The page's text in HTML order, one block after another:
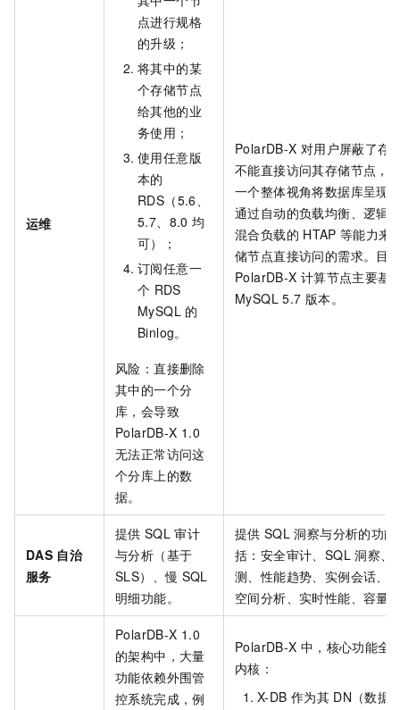
运维
点进行规格
的升级；
将其中的某
个存储节点
给其他的业
务使用；
使用任意版
本的
RDS（5.6、
5.7、8.0 均
可）；
订阅任意一
个 RDS
MySQL 的
Binlog。
风险：直接删除
其中的一个分
库，会导致
PolarDB-X 1.0
无法正常访问这
个分库上的数
据。
PolarDB-X 对用户屏蔽了存
不能直接访问其存储节点，
一个整体视角将数据库呈现
通过自动的负载均衡、逻辑
混合负载的 HTAP 等能力来
储节点直接访问的需求。目
PolarDB-X 计算节点主要基
MySQL 5.7 版本。
DAS 自治
服务
提供 SQL 审计
与分析（基于
SLS）、慢 SQL
明细功能。
提供 SQL 洞察与分析的功
括：安全审计、SQL 洞察、
测、性能趋势、实例会话、
空间分析、实时性能、容量
PolarDB-X 1.0
的架构中，大量
功能依赖外围管
控系统完成，例
PolarDB-X 中，核心功能全
内核：
X-DB 作为其 DN（数据